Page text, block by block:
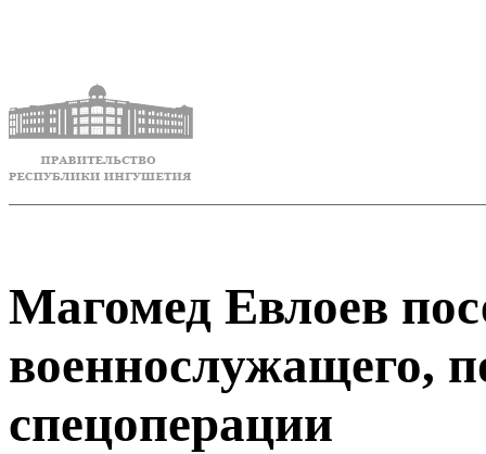
Магомед Евлоев
военнослужащего,
спецоперации